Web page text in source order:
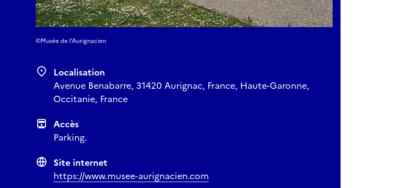
©Musée de l’Aurignacien
Localisation
Avenue Benabarre, 31420 Aurignac, France, Haute-Garonne,
Occitanie, France
Accès
Parking.
Site internet
https://www.musee-aurignacien.com